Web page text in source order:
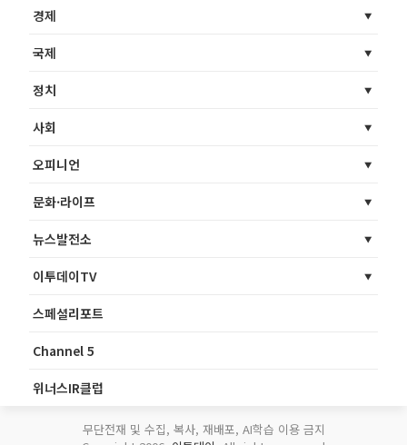
경제
국제
정치
사회
오피니언
문화·라이프
뉴스발전소
이투데이TV
스페셜리포트
Channel 5
위너스IR클럽
무단전재 및 수집, 복사, 재배포, AI학습 이용 금지